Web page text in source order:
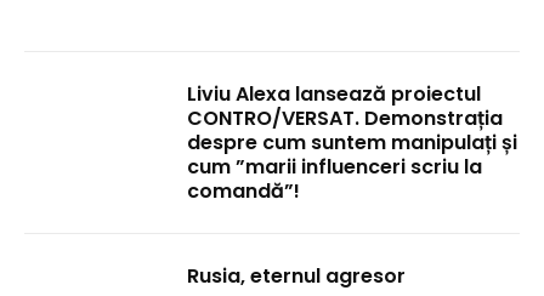
Liviu Alexa lansează proiectul
CONTRO/VERSAT. Demonstrația
despre cum suntem manipulați și
cum ”marii influenceri scriu la
comandă”!
Rusia, eternul agresor